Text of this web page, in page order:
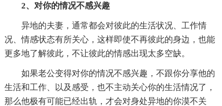
2、对你的情况不感兴趣
异地的夫妻，通常都会对彼此的生活状况、工作情
况、情感状态有所关心，这样即使不再彼此的身边，也能
更多地了解彼此，不让彼此的情感出现太多空缺。
如果老公变得对你的情况不感兴趣，不跟你分享他的
生活和工作、以及感受，也不主动关心你的生活情况了，
那么他极有可能已经出轨，才会对身处异地的你漠不关